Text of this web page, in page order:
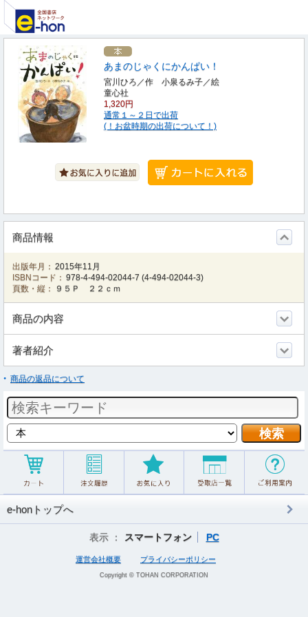
あまのじゃくにかんぱい！
宮川ひろ／作 小泉るみ子／絵
童心社
1,320円
通常１～２日で出荷
(！お盆時期の出荷について！)
商品情報
出版年月： 2015年11月
ISBNコード： 978-4-494-02044-7 (4-494-02044-3)
頁数・縦：
９５Ｐ ２２ｃｍ
商品の内容
著者紹介
商品の返品について
e-honトップへ
表示 ： スマートフォン PC
運営会社概要 プライバシーポリシー
Copyright © TOHAN CORPORATION